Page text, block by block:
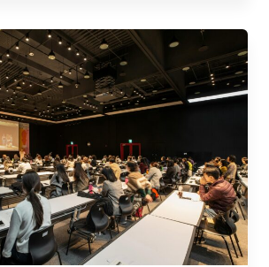
ЖЕНЩИН